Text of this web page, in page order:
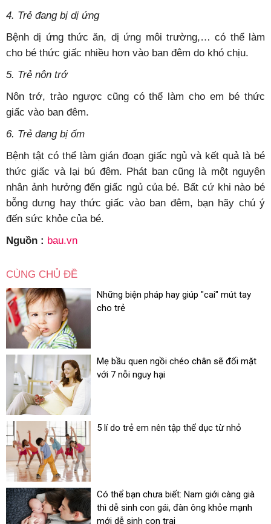
4. Trẻ đang bị dị ứng
Bệnh dị ứng thức ăn, dị ứng môi trường,… có thể làm
cho bé thức giấc nhiều hơn vào ban đêm do khó chịu.
5. Trẻ nôn trớ
Nôn trớ, trào ngược cũng có thể làm cho em bé thức
giấc vào ban đêm.
6. Trẻ đang bị ốm
Bệnh tật có thể làm gián đoạn giấc ngủ và kết quả là bé
thức giấc và lại bú đêm. Phát ban cũng là một nguyên
nhân ảnh hưởng đến giấc ngủ của bé. Bất cứ khi nào bé
bỗng dưng hay thức giấc vào ban đêm, bạn hãy chú ý
đến sức khỏe của bé.
Nguồn : bau.vn
CÙNG CHỦ ĐỀ
Những biện pháp hay giúp "cai" mút tay
cho trẻ
Mẹ bầu quen ngồi chéo chân sẽ đối mặt
với 7 nỗi nguy hại
5 lí do trẻ em nên tập thể dục từ nhỏ
Có thể bạn chưa biết: Nam giới càng già
thì dễ sinh con gái, đàn ông khỏe mạnh
mới dễ sinh con trai